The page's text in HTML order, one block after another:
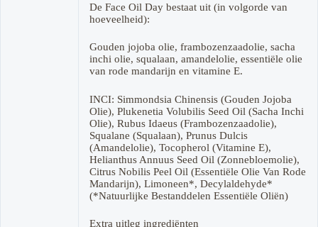
De Face Oil Day bestaat uit (in volgorde van
hoeveelheid):
Gouden jojoba olie, frambozenzaadolie, sacha
inchi olie, squalaan, amandelolie, essentiële olie
van rode mandarijn en vitamine E.
INCI: Simmondsia Chinensis (Gouden Jojoba
Olie), Plukenetia Volubilis Seed Oil (Sacha Inchi
Olie), Rubus Idaeus (Frambozenzaadolie),
Squalane (Squalaan), Prunus Dulcis
(Amandelolie), Tocopherol (Vitamine E),
Helianthus Annuus Seed Oil (Zonnebloemolie),
Citrus Nobilis Peel Oil (Essentiële Olie Van Rode
Mandarijn), Limoneen*, Decylaldehyde*
(*Natuurlijke Bestanddelen Essentiële Oliën)
Extra uitleg ingrediënten